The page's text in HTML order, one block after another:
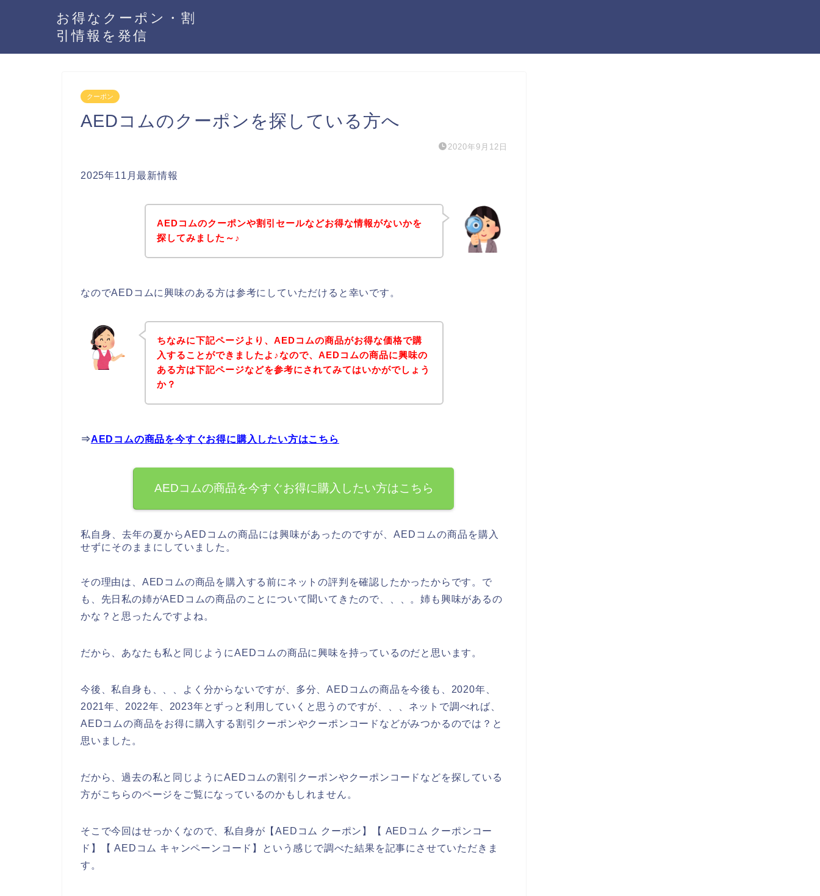
お得なクーポン・割
引情報を発信
クーポン
AEDコムのクーポンを探している方へ
2020年9月12日
2025年11月最新情報
AEDコムのクーポンや割引セールなどお得な情報がないかを
探してみました～♪
なのでAEDコムに興味のある方は参考にしていただけると幸いです。
ちなみに下記ページより、AEDコムの商品がお得な価格で購
入することができましたよ♪なので、AEDコムの商品に興味の
ある方は下記ページなどを参考にされてみてはいかがでしょう
か？
⇒AEDコムの商品を今すぐお得に購入したい方はこちら
AEDコムの商品を今すぐお得に購入したい方はこちら
私自身、去年の夏からAEDコムの商品には興味があったのですが、AEDコムの商品を購入
せずにそのままにしていました。
その理由は、AEDコムの商品を購入する前にネットの評判を確認したかったからです。で
も、先日私の姉がAEDコムの商品のことについて聞いてきたので、、、。姉も興味があるの
かな？と思ったんですよね。
だから、あなたも私と同じようにAEDコムの商品に興味を持っているのだと思います。
今後、私自身も、、、よく分からないですが、多分、AEDコムの商品を今後も、2020年、
2021年、2022年、2023年とずっと利用していくと思うのですが、、、ネットで調べれば、
AEDコムの商品をお得に購入する割引クーポンやクーポンコードなどがみつかるのでは？と
思いました。
だから、過去の私と同じようにAEDコムの割引クーポンやクーポンコードなどを探している
方がこちらのページをご覧になっているのかもしれません。
そこで今回はせっかくなので、私自身が【AEDコム クーポン】【 AEDコム クーポンコー
ド】【 AEDコム キャンペーンコード】という感じで調べた結果を記事にさせていただきま
す。